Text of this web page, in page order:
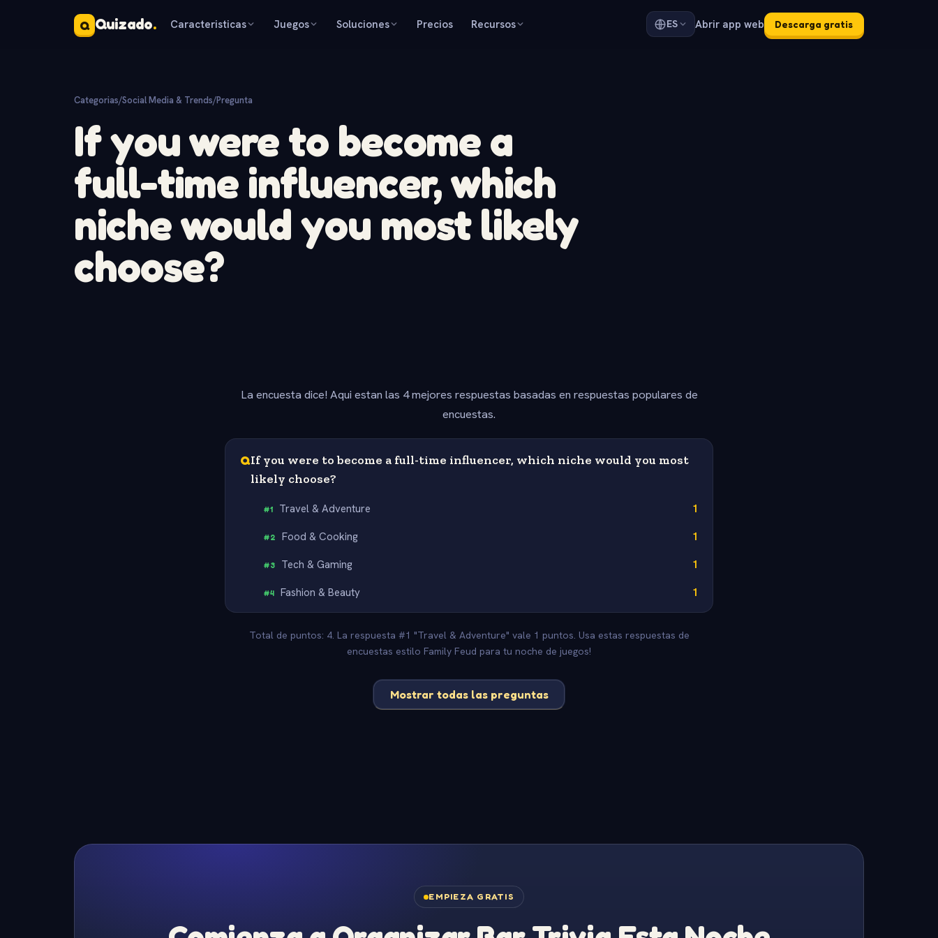
Q Quizado. Caracteristicas Juegos Soluciones Precios Recursos ES Abrir app web Descarga gratis
Categorias/Social Media & Trends/Pregunta
If you were to become a
full-time influencer, which
niche would you most likely
choose?
La encuesta dice! Aqui estan las 4 mejores respuestas basadas en respuestas populares de
encuestas.
QIf you were to become a full-time influencer, which niche would you most
likely choose?
#1 Travel & Adventure 1
#2 Food & Cooking 1
#3 Tech & Gaming 1
#4 Fashion & Beauty 1
Total de puntos: 4. La respuesta #1 "Travel & Adventure" vale 1 puntos. Usa estas respuestas de
encuestas estilo Family Feud para tu noche de juegos!
Mostrar todas las preguntas
EMPIEZA GRATIS